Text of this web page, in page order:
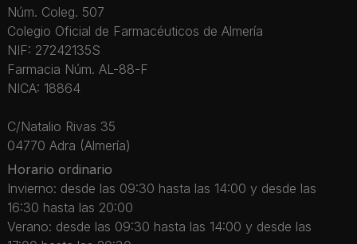
Núm. Coleg. 507
Colegio Oficial de Farmacéuticos de Almería
NIF: 27242135S
Farmacia Núm. AL-88-F
NICA: 18864
C/Natalio Rivas 35
04770 Adra (Almería)
Horario ordinario
Invierno: desde las 09:30 hasta las 14:00 y desde las
16:30 hasta las 20:00
Verano: desde las 09:30 hasta las 14:00 y desde las